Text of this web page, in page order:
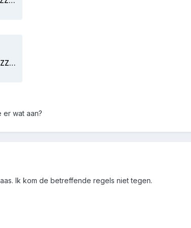
adpmap-A5-1EA-980-654-L_WVGZZZE2ZPP010275-20230923-0922.CSV
er wat aan?
Ik kom de betreffende regels niet tegen.